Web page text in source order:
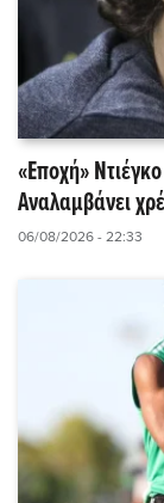
«Εποχή»
Αναλαμβάνει
06/08/2026 - 22:33